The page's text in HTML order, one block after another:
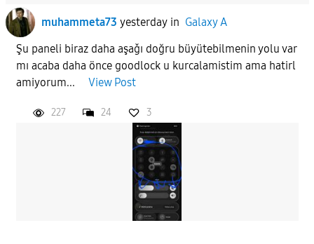
muhammeta73 yesterdayin Galaxy A
Şu paneli biraz daha aşaǧı doğru büyütebilmenin yolu var
mı acaba daha önce goodlock u kurcalamistim ama hatirl
amiyorum... View Post
227 24 3